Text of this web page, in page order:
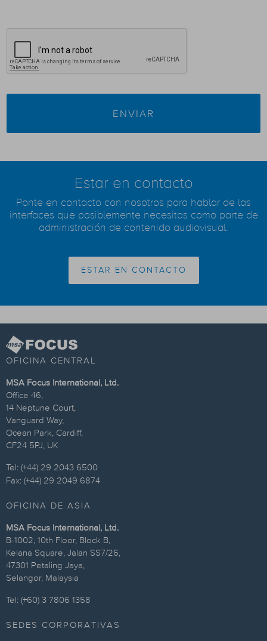
Estar en contacto
Ponte en contacto con nosotros para hablar de las
interfaces que posiblemente necesitas como parte de
administración de contenido audiovisual.
ESTAR EN CONTACTO
OFICINA CENTRAL
MSA Focus International, Ltd.
Office 46,
14 Neptune Court,
Vanguard Way,
Ocean Park, Cardiff,
CF24 5PJ, UK
Tel: (+44) 29 2043 6500
Fax: (+44) 29 2049 6874
OFICINA DE ASIA
MSA Focus International, Ltd.
B-1002, 10th Floor, Block B,
Kelana Square, Jalan SS7/26,
47301 Petaling Jaya,
Selangor, Malaysia
Tel: (+60) 3 7806 1358
SEDES CORPORATIVAS